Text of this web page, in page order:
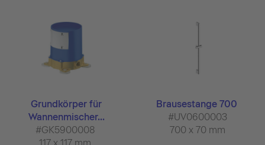
Grundkörper für
Wannenmischer...
#GK5900008
Brausestange 700
#UV0600003
700 x 70 mm